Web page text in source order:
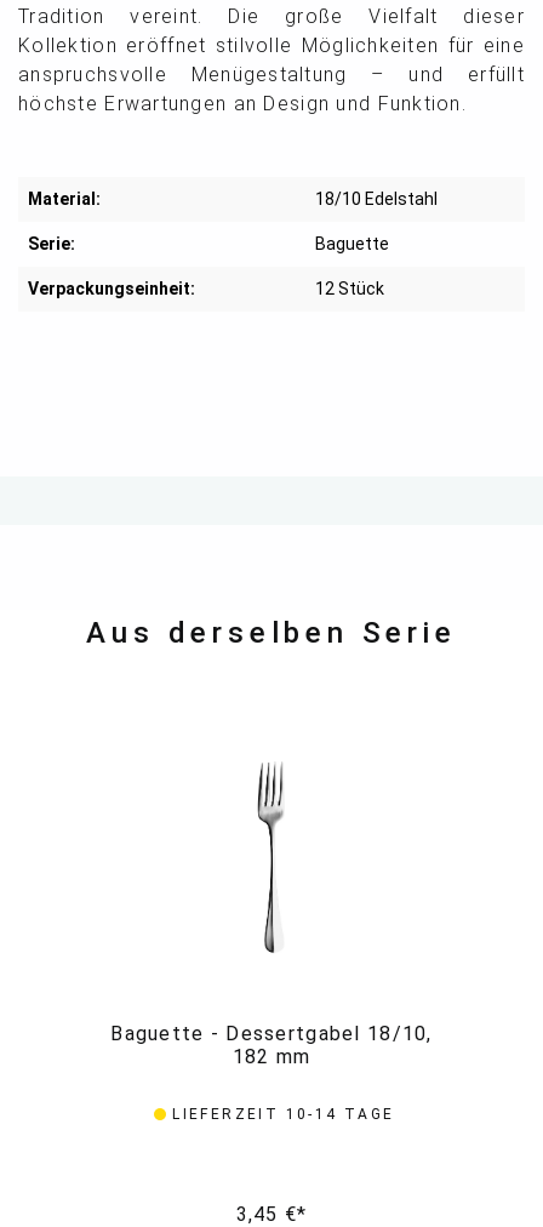
Tradition vereint. Die große Vielfalt dieser
Kollektion eröffnet stilvolle Möglichkeiten für eine
anspruchsvolle Menügestaltung – und erfüllt
höchste Erwartungen an Design und Funktion.
Material: 18/10 Edelstahl
Serie: Baguette
Verpackungseinheit: 12 Stück
Aus derselben Serie
Baguette - Dessertgabel 18/10,
182 mm
LIEFERZEIT 10-14 TAGE
3,45 €*